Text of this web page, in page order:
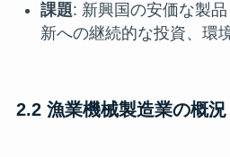
課題: 新興国の安価な製
新への継続的な投資、環
2.2 漁業機械製造業の概況